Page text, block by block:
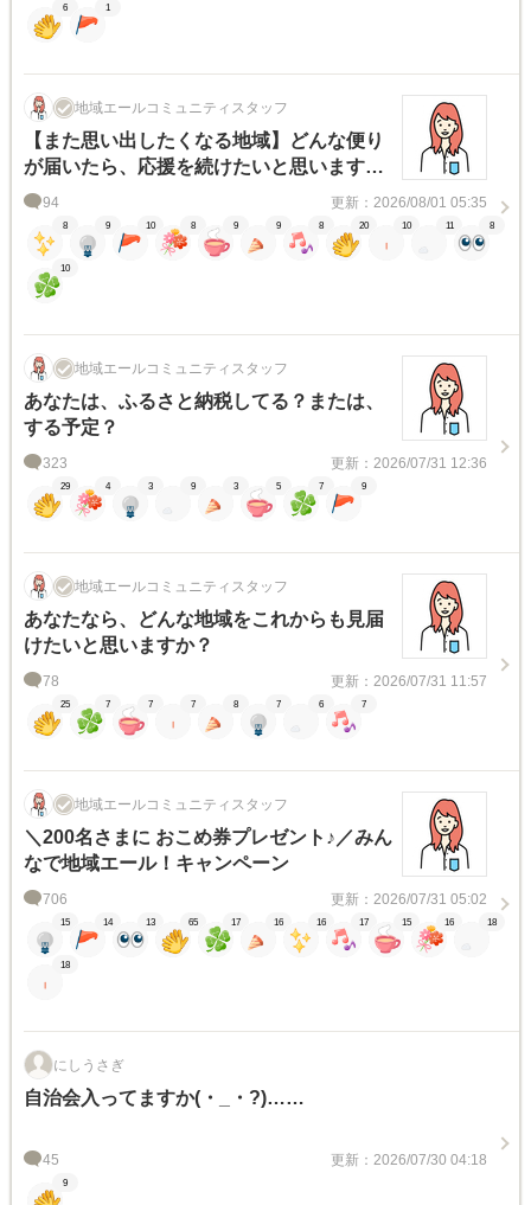
6 1
地域エールコミュニティスタッフ
【また思い出したくなる地域】どんな便り
が届いたら、応援を続けたいと思います
か？
94 更新：2026/08/01 05:35
8 9 10 8 9 9 8 20 10 11 8
10
地域エールコミュニティスタッフ
あなたは、ふるさと納税してる？または、
する予定？
323 更新：2026/07/31 12:36
29 4 3 9 3 5 7 9
地域エールコミュニティスタッフ
あなたなら、どんな地域をこれからも見届
けたいと思いますか？
78 更新：2026/07/31 11:57
25 7 7 7 8 7 6 7
地域エールコミュニティスタッフ
＼200名さまに おこめ券プレゼント♪／みん
なで地域エール！キャンペーン
706 更新：2026/07/31 05:02
15 14 13 65 17 16 16 17 15 16 18
18
にしうさぎ
自治会入ってますか(・_・?)……
45 更新：2026/07/30 04:18
9